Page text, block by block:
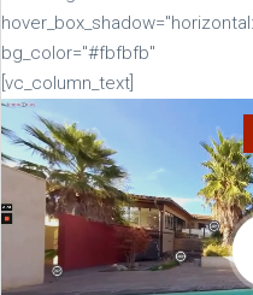
bg_color="#fbfbfb"
[vc_column_text]